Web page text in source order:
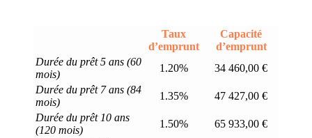
Taux
d’emprunt
Capacité
d’emprunt
Durée du prêt 5 ans (60
mois)
1.20%
34 460,00 €
Durée du prêt 7 ans (84
mois)
1.35%
47 427,00 €
Durée du prêt 10 ans
(120 mois)
1.50%
65 933,00 €